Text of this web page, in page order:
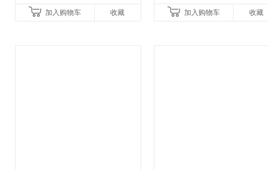
加入购物车 收藏 加入购物车 收藏